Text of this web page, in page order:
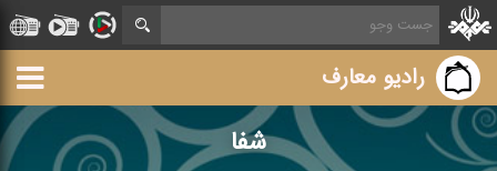
رادیو معارف
شفا